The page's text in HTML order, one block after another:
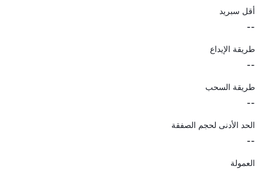
أقل سبريد
--
طريقة الإيداع
--
طريقة السحب
--
الحد الأدنى لحجم الصفقة
--
العمولة